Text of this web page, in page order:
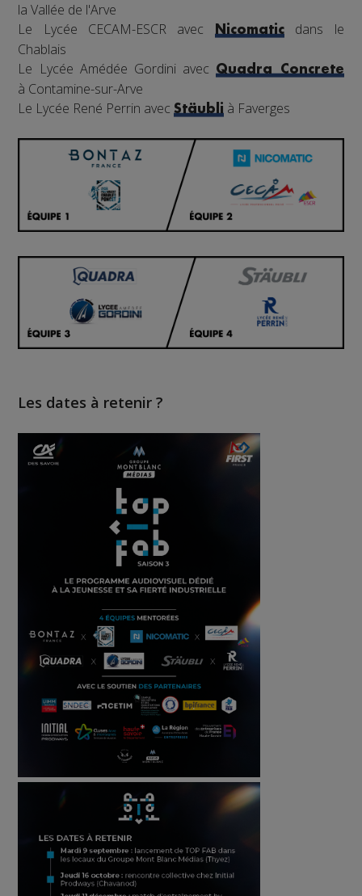
la Vallée de l'Arve
Le Lycée CECAM-ESCR avec
Nicomaticdans le
Chablais
Le Lycée Amédée Gordini avecQuadra Concrete
à Contamine-sur-Arve
Le Lycée René Perrin avecStäubli à Faverges
Les dates à retenir ?